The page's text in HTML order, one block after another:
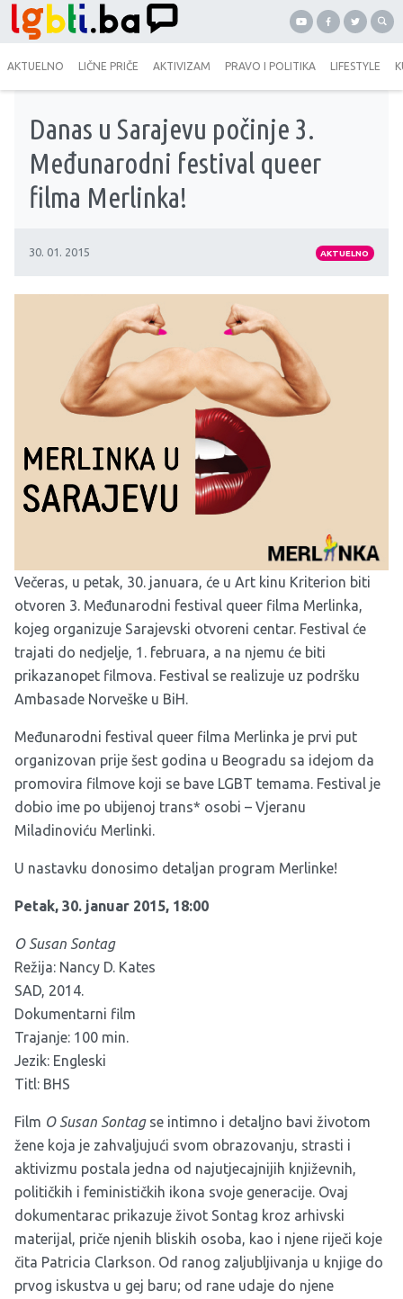
AKTUELNO LIČNE PRIČE AKTIVIZAM PRAVO I POLITIKA LIFESTYLE
Danas u Sarajevu počinje 3.
Međunarodni festival queer
filma Merlinka!
30. 01. 2015 AKTUELNO
Večeras, u petak, 30. januara, će u Art kinu Kriterion biti
otvoren 3. Međunarodni festival queer filma Merlinka,
kojeg organizuje Sarajevski otvoreni centar. Festival će
trajati do nedjelje, 1. februara, a na njemu će biti
prikazanopet filmova. Festival se realizuje uz podršku
Ambasade Norveške u BiH.
Međunarodni festival queer filma Merlinka je prvi put
organizovan prije šest godina u Beogradu sa idejom da
promovira filmove koji se bave LGBT temama. Festival je
dobio ime po ubijenoj trans* osobi – Vjeranu
Miladinoviću Merlinki.
U nastavku donosimo detaljan program Merlinke!
Petak, 30. januar 2015, 18:00
O Susan Sontag
Režija: Nancy D. Kates
SAD, 2014.
Dokumentarni film
Trajanje: 100 min.
Jezik: Engleski
Titl: BHS
Film O Susan Sontagse intimno i detaljno bavi životom
žene koja je zahvaljujući svom obrazovanju, strasti i
aktivizmu postala jedna od najutjecajnijih književnih,
političkih i feminističkih ikona svoje generacije. Ovaj
dokumentarac prikazuje život Sontag kroz arhivski
materijal, priče njenih bliskih osoba, kao i njene riječi koje
čita Patricia Clarkson. Od ranog zaljubljivanja u knjige do
prvog iskustva u gej baru; od rane udaje do njene